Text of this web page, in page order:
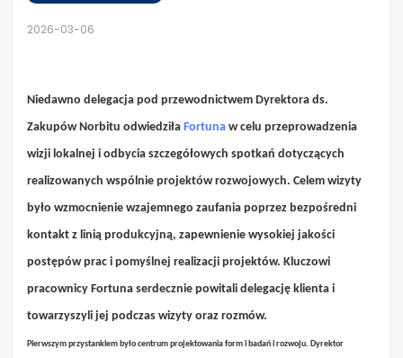
2026-03-06
Niedawno delegacja pod przewodnictwem Dyrektora ds.
Zakupów Norbitu odwiedziła Fortuna w celu przeprowadzenia
wizji lokalnej i odbycia szczegółowych spotkań dotyczących
realizowanych wspólnie projektów rozwojowych. Celem wizyty
było wzmocnienie wzajemnego zaufania poprzez bezpośredni
kontakt z linią produkcyjną, zapewnienie wysokiej jakości
postępów prac i pomyślnej realizacji projektów. Kluczowi
pracownicy Fortuna serdecznie powitali delegację klienta i
towarzyszyli jej podczas wizyty oraz rozmów.
Pierwszym przystankiem było centrum projektowania form i badań i rozwoju. Dyrektor